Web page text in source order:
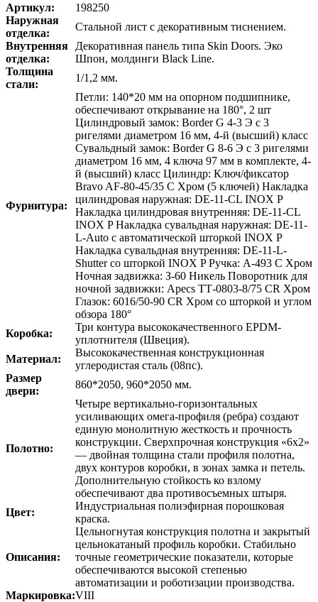
Артикул:
198250
Наружная
отделка:
Стальной лист с декоративным тиснением.
Внутренняя
отделка:
Декоративная панель типа Skin Doors. Эко
Шпон, молдинги Black Line.
Толщина
стали:
1/1,2 мм.
Фурнитура:
Петли: 140*20 мм на опорном подшипнике,
обеспечивают открывание на 180°, 2 шт
Цилиндровый замок: Border G 4-3 Э с 3
ригелями диаметром 16 мм, 4-й (высший) класс
Сувальдный замок: Border G 8-6 Э с 3 ригелями
диаметром 16 мм, 4 ключа 97 мм в комплекте, 4-
й (высший) класс Цилиндр: Ключ/фиксатор
Bravo AF-80-45/35 C Хром (5 ключей) Накладка
цилиндровая наружная: DE-11-CL INOX P
Накладка цилиндровая внутренняя: DE-11-CL
INOX P Накладка сувальдная наружная: DE-11-
L-Auto с автоматической шторкой INOX P
Накладка сувальдная внутренняя: DE-11-L-
Shutter со шторкой INOX P Ручка: A-493 C Хром
Ночная задвижка: З-60 Никель Поворотник для
ночной задвижки: Apecs ТТ-0803-8/75 CR Хром
Глазок: 6016/50-90 CR Хром со шторкой и углом
обзора 180°
Коробка:
Три контура высококачественного EPDM-
уплотнителя (Швеция).
Материал:
Высококачественная конструкционная
углеродистая сталь (08пс).
Размер
двери:
860*2050, 960*2050 мм.
Полотно:
Четыре вертикально-горизонтальных
усиливающих омега-профиля (ребра) создают
единую монолитную жесткость и прочность
конструкции. Сверхпрочная конструкция «6x2»
— двойная толщина стали профиля полотна,
двух контуров коробки, в зонах замка и петель.
Дополнительную стойкость ко взлому
обеспечивают два противосъемных штыря.
Цвет:
Индустриальная полиэфирная порошковая
краска.
Описания:
Цельногнутая конструкция полотна и закрытый
цельнокатаный профиль коробки. Стабильно
точные геометрические показатели, которые
обеспечиваются высокой степенью
автоматизации и роботизации производства.
Маркировка:VIII